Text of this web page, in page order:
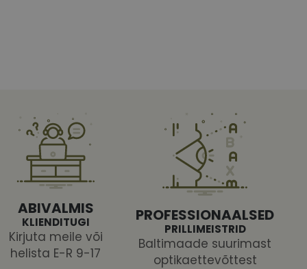
ABIVALMIS
KLIENDITUGI
Kirjuta meile või
helista E-R 9-17
PROFESSIONAALSED
PRILLIMEISTRID
Baltimaade suurimast
optikaettevõttest
küpsiste
selleks, et Cookie-
See on
eest